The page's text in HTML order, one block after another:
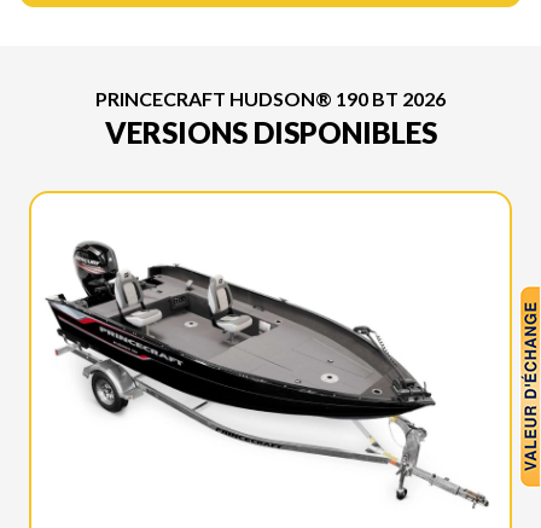
PRINCECRAFT HUDSON® 190 BT 2026
VERSIONS DISPONIBLES